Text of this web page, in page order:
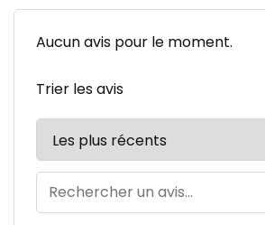
Aucun avis pour le moment.
Trier les avis